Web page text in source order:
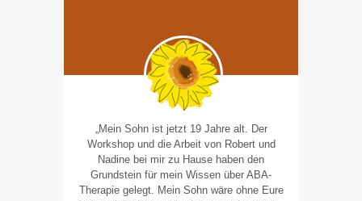
„Mein Sohn ist jetzt 19 Jahre alt. Der
Workshop und die Arbeit von Robert und
Nadine bei mir zu Hause haben den
Grundstein für mein Wissen über ABA-
Therapie gelegt. Mein Sohn wäre ohne Eure